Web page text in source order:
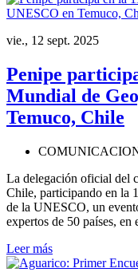
vie., 12 sept. 2025
Penipe
Mundial de
Temuco, Chile
La delegación oficial del
Chile, participando en la
de la UNESCO, un
expertos de 50 países,
Leer más